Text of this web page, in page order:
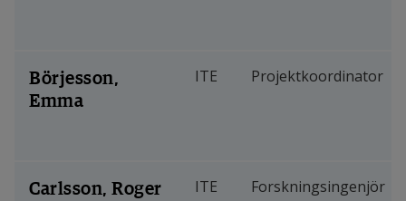
Börjesson,
Emma
ITE Projektkoordinator
Carlsson, Roger ITE Forskningsingenjör